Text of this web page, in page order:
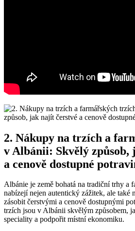
2. Nákupy na trzích a
⁣v Albánii: ​Skvělý způsob,
​a cenově dostupné
Albánie je země ⁣bohatá na tradiční ‌trhy a
nabízejí nejen autentický zážitek, ale ​také
zásobit čerstvými ⁢a⁢ cenově dostupnými
trzích jsou v Albánii ‌skvělým‌ způsobem,
speciality⁣ a podpořit místní ⁢ekonomiku.